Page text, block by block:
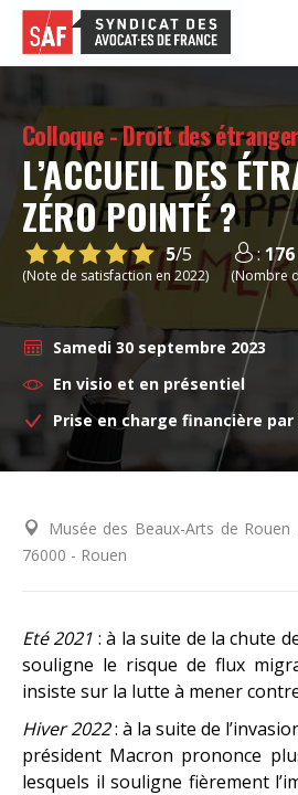
Colloque - Droit des
L’ACCUEIL DES
ZÉRO POINTÉ ?
5/5
(Note de satisfaction en 2022)
: 176
(Nombre
Samedi 30 septembre 2023
En visio et en présentiel
Prise en charge financière par
Musée des Beaux-Arts de
76000 - Rouen
Eté 2021 : à la suite de la chute
souligne le risque de flux
insiste sur la lutte à mener
Hiver 2022: à la suite de
président Macron prononce
lesquels il souligne fièrement